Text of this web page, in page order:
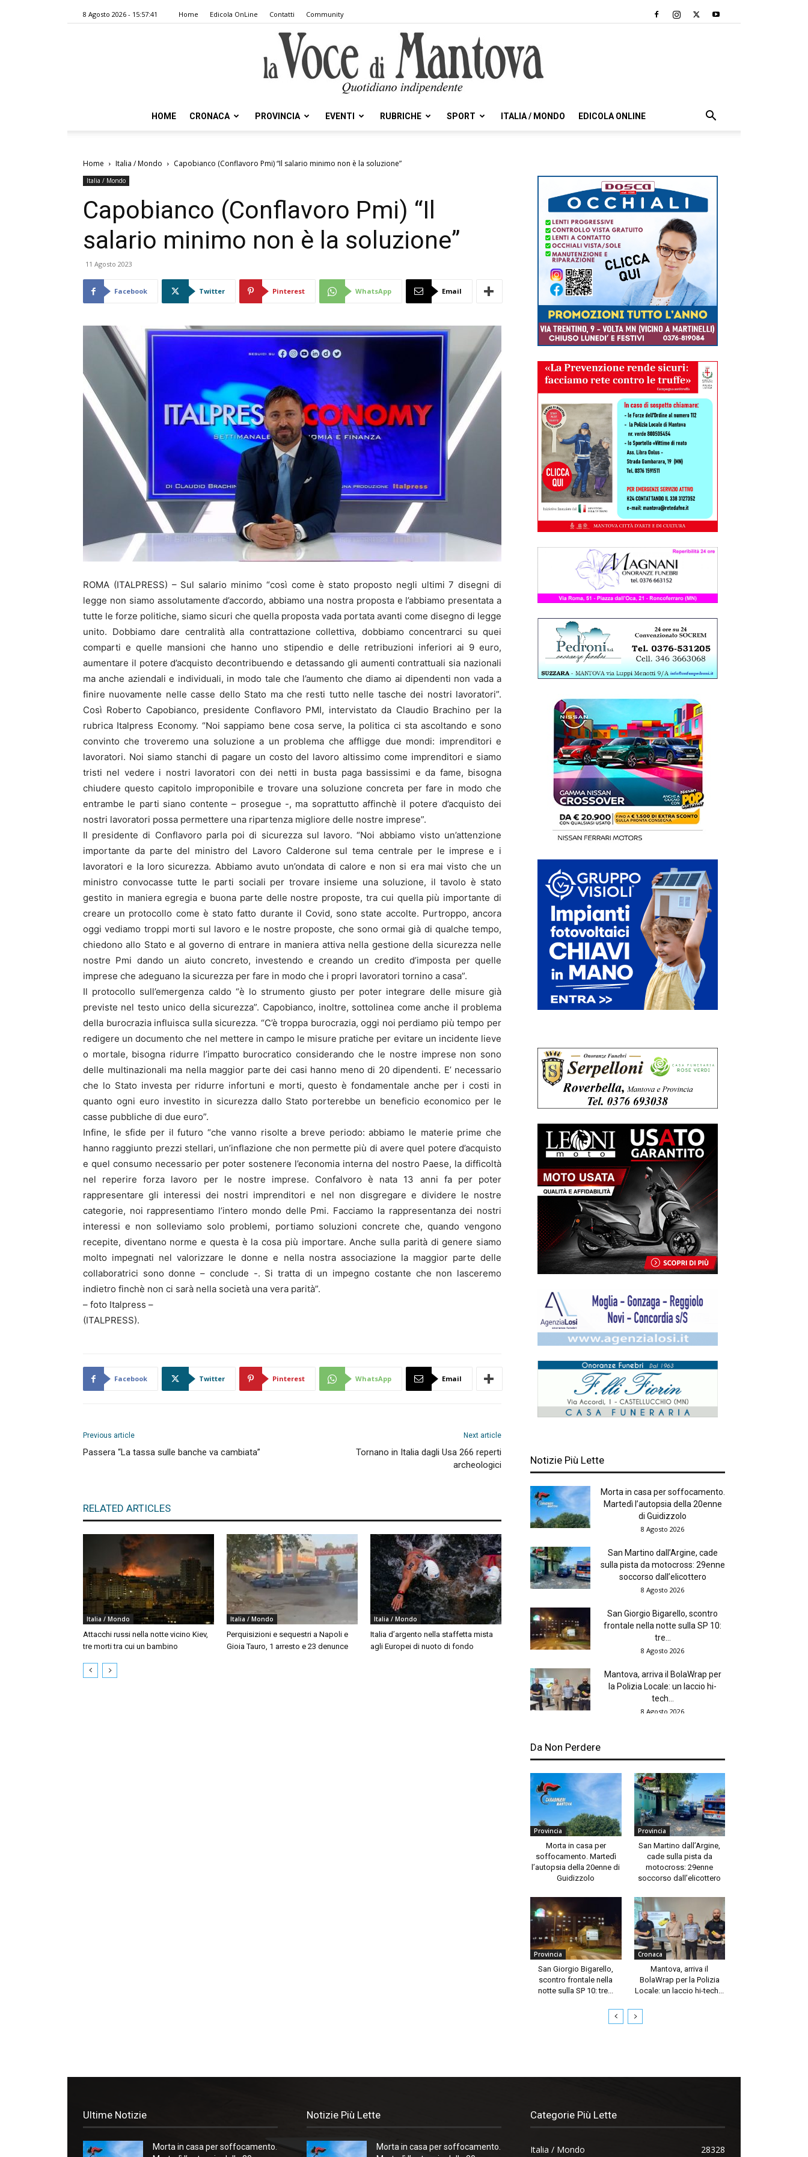
8 Agosto 2026 - 15:57:41 Home Edicola OnLine Contatti Community
Voce
HOME CRONACA PROVINCIA EVENTI RUBRICHE SPORT ITALIA / MONDO EDICOLA ONLINE
Home Italia / Mondo Capobianco (Conflavoro Pmi) “Il salario minimo non è la soluzione”
Italia / Mondo
Capobianco (Conflavoro Pmi) “Il
salario minimo non è la soluzione”
11 Agosto 2023
Facebook Twitter Pinterest WhatsApp Email
ROMA (ITALPRESS) – Sul salario minimo “così come è stato proposto negli ultimi 7 disegni di
legge non siamo assolutamente d’accordo, abbiamo una nostra proposta e l’abbiamo presentata a
tutte le forze politiche, siamo sicuri che quella proposta vada portata avanti come disegno di legge
unito. Dobbiamo dare centralità alla contrattazione collettiva, dobbiamo concentrarci su quei
comparti e quelle mansioni che hanno uno stipendio e delle retribuzioni inferiori ai 9 euro,
aumentare il potere d’acquisto decontribuendo e detassando gli aumenti contrattuali sia nazionali
ma anche aziendali e individuali, in modo tale che l’aumento che diamo ai dipendenti non vada a
finire nuovamente nelle casse dello Stato ma che resti tutto nelle tasche dei nostri lavoratori”.
Così Roberto Capobianco, presidente Conflavoro PMI, intervistato da Claudio Brachino per la
rubrica Italpress Economy. “Noi sappiamo bene cosa serve, la politica ci sta ascoltando e sono
convinto che troveremo una soluzione a un problema che affligge due mondi: imprenditori e
lavoratori. Noi siamo stanchi di pagare un costo del lavoro altissimo come imprenditori e siamo
tristi nel vedere i nostri lavoratori con dei netti in busta paga bassissimi e da fame, bisogna
chiudere questo capitolo improponibile e trovare una soluzione concreta per fare in modo che
entrambe le parti siano contente – prosegue -, ma soprattutto affinchè il potere d’acquisto dei
nostri lavoratori possa permettere una ripartenza migliore delle nostre imprese”.
Il presidente di Conflavoro parla poi di sicurezza sul lavoro. “Noi abbiamo visto un’attenzione
importante da parte del ministro del Lavoro Calderone sul tema centrale per le imprese e i
lavoratori e la loro sicurezza. Abbiamo avuto un’ondata di calore e non si era mai visto che un
ministro convocasse tutte le parti sociali per trovare insieme una soluzione, il tavolo è stato
gestito in maniera egregia e buona parte delle nostre proposte, tra cui quella più importante di
creare un protocollo come è stato fatto durante il Covid, sono state accolte. Purtroppo, ancora
oggi vediamo troppi morti sul lavoro e le nostre proposte, che sono ormai già di qualche tempo,
chiedono allo Stato e al governo di entrare in maniera attiva nella gestione della sicurezza nelle
nostre Pmi dando un aiuto concreto, investendo e creando un credito d’imposta per quelle
imprese che adeguano la sicurezza per fare in modo che i propri lavoratori tornino a casa”.
Il protocollo sull’emergenza caldo “è lo strumento giusto per poter integrare delle misure già
previste nel testo unico della sicurezza”. Capobianco, inoltre, sottolinea come anche il problema
della burocrazia influisca sulla sicurezza. “C’è troppa burocrazia, oggi noi perdiamo più tempo per
redigere un documento che nel mettere in campo le misure pratiche per evitare un incidente lieve
o mortale, bisogna ridurre l’impatto burocratico considerando che le nostre imprese non sono
delle multinazionali ma nella maggior parte dei casi hanno meno di 20 dipendenti. E’ necessario
che lo Stato investa per ridurre infortuni e morti, questo è fondamentale anche per i costi in
quanto ogni euro investito in sicurezza dallo Stato porterebbe un beneficio economico per le
casse pubbliche di due euro”.
Infine, le sfide per il futuro “che vanno risolte a breve periodo: abbiamo le materie prime che
hanno raggiunto prezzi stellari, un’inflazione che non permette più di avere quel potere d’acquisto
e quel consumo necessario per poter sostenere l’economia interna del nostro Paese, la difficoltà
nel reperire forza lavoro per le nostre imprese. Confalvoro è nata 13 anni fa per poter
rappresentare gli interessi dei nostri imprenditori e nel non disgregare e dividere le nostre
categorie, noi rappresentiamo l’intero mondo delle Pmi. Facciamo la rappresentanza dei nostri
interessi e non solleviamo solo problemi, portiamo soluzioni concrete che, quando vengono
recepite, diventano norme e questa è la cosa più importare. Anche sulla parità di genere siamo
molto impegnati nel valorizzare le donne e nella nostra associazione la maggior parte delle
collaboratrici sono donne – conclude -. Si tratta di un impegno costante che non lasceremo
indietro finchè non ci sarà nella società una vera parità”.
– foto Italpress –
(ITALPRESS).
Facebook Twitter Pinterest WhatsApp Email
Previous article
Passera “La tassa sulle banche va cambiata”
Next article
Tornano in Italia dagli Usa 266 reperti
archeologici
RELATED ARTICLES
Italia / Mondo
Attacchi russi nella notte vicino Kiev,
tre morti tra cui un bambino
Italia / Mondo
Perquisizioni e sequestri a Napoli e
Gioia Tauro, 1 arresto e 23 denunce
Italia / Mondo
Italia d’argento nella staffetta mista
agli Europei di nuoto di fondo
Notizie Più Lette
Morta in casa per soffocamento.
Martedì l’autopsia della 20enne
di Guidizzolo
8 Agosto 2026
San Martino dall’Argine, cade
sulla pista da motocross: 29enne
soccorso dall’elicottero
8 Agosto 2026
San Giorgio Bigarello, scontro
frontale nella notte sulla SP 10:
tre...
8 Agosto 2026
Mantova, arriva il BolaWrap per
la Polizia Locale: un laccio hi-
tech...
8 Agosto 2026
Da Non Perdere
Provincia
Morta in casa per
soffocamento. Martedì
l’autopsia della 20enne di
Guidizzolo
Provincia
San Martino dall’Argine,
cade sulla pista da
motocross: 29enne
soccorso dall’elicottero
Provincia
San Giorgio Bigarello,
scontro frontale nella
notte sulla SP 10: tre...
Cronaca
Mantova, arriva il
BolaWrap per la Polizia
Locale: un laccio hi-tech...
Ultime Notizie
Morta in casa per soffocamento.
Notizie Più Lette
Morta in casa per soffocamento.
Categorie Più Lette
Italia / Mondo 28328